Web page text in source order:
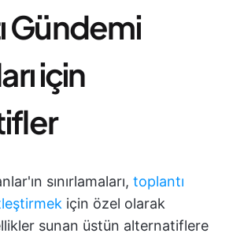
Gündemi
için
sınırlamaları, toplantı
için özel olarak
sunan üstün alternatiflere